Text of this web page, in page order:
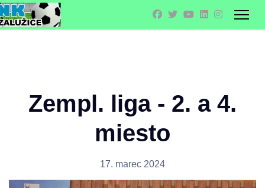
Zempl. liga - 2. a 4.
miesto
17. marec 2024